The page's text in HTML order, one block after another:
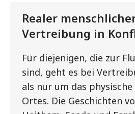
Realer
Vertreibung in
Für diejenigen, die zur
sind, geht es bei
als nur um das physische
Ortes. Die Geschichten